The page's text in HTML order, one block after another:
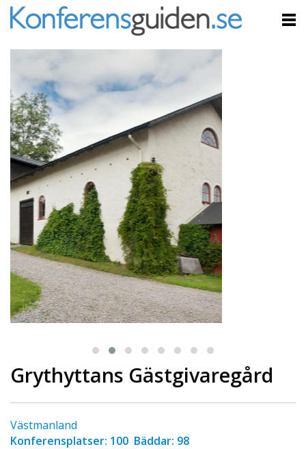
Grythyttans Gästgivaregård
Västmanland
Konferensplatser: 100 Bäddar: 98